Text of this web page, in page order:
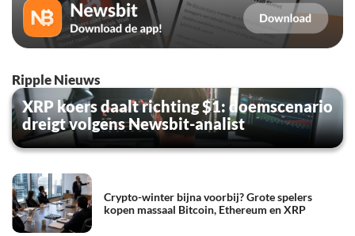
Ripple Nieuws
XRP koers daalt richting $1: doemscenario
dreigt volgens Newsbit-analist
Crypto-winter bijna voorbij? Grote spelers
kopen massaal Bitcoin, Ethereum en XRP